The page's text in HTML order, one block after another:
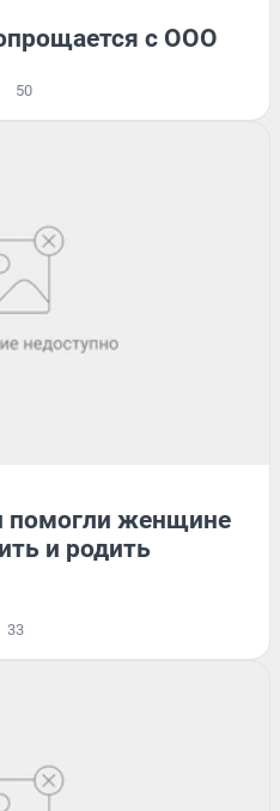
с ООО
50
помогли женщине
и родить
33